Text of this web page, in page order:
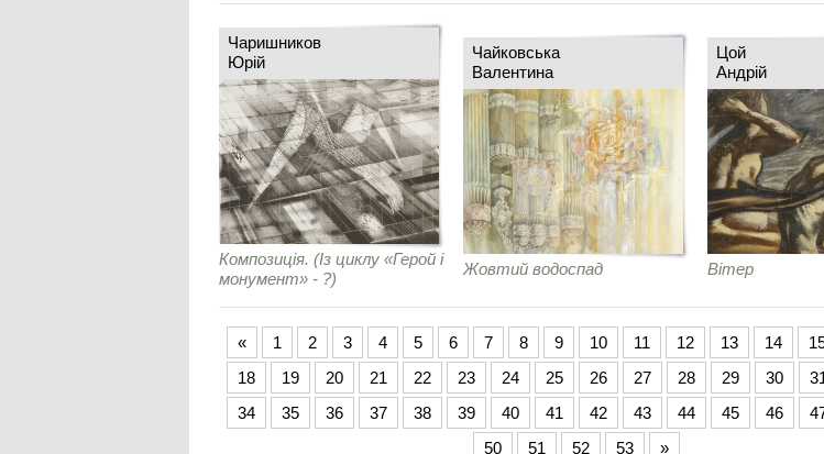
Чаришников
Юрій
Композиція. (Із циклу «Герой і
монумент» - ?)
Чайковська
Валентина
Жовтий водоспад
Цой
Андрій
Вітер
« 1 2 3 4 5 6 7 8 9 10 11 12 13 14
18
19 20 21 22 23 24 25 26 27 28 29 30
34
35 36 37 38 39 40 41 42 43 44 45 46
50
51 52 53 »